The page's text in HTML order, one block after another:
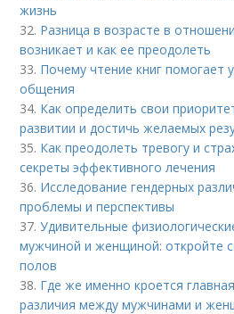
жизнь
32. Разница в возрасте в
возникает и как ее преодолеть
33. Почему чтение книг помогает
общения
34. Как определить свои
развитии и достичь желаемых
35. Как преодолеть тревогу и
секреты эффективного лечения
36. Исследование гендерных
проблемы и перспективы
37.Удивительные
мужчиной и женщиной: откройте
полов
38. Где же именно кроется
различия между мужчинами и